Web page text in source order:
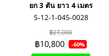
ยก 3 ตัน ยาว 4 เมตร
S-12-1-045-0028
฿27,000
฿10,800 -60%